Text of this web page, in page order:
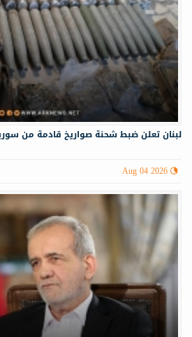
لبنان تعلن ضبط شحنة صواريخ قادمة من
Aug 04 2026